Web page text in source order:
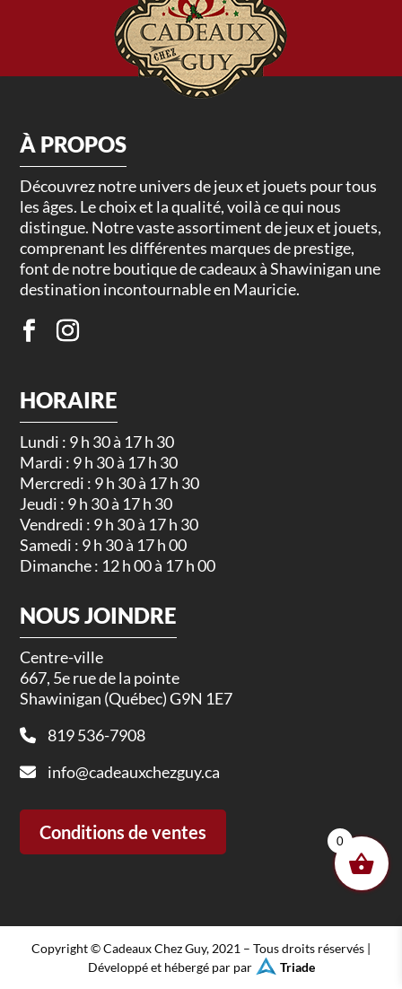
À PROPOS
Découvrez notre univers de jeux et jouets pour tous
les âges. Le choix et la qualité, voilà ce qui nous
distingue. Notre vaste assortiment de jeux et jouets,
comprenant les différentes marques de prestige,
font de notre boutique de cadeaux à Shawinigan une
destination incontournable en Mauricie.
HORAIRE
Lundi : 9 h 30 à 17 h 30
Mardi : 9 h 30 à 17 h 30
Mercredi : 9 h 30 à 17 h 30
Jeudi : 9 h 30 à 17 h 30
Vendredi : 9 h 30 à 17 h 30
Samedi : 9 h 30 à 17 h 00
Dimanche : 12 h 00 à 17 h 00
NOUS JOINDRE
Centre-ville
667, 5e rue de la pointe
Shawinigan (Québec) G9N 1E7
819 536-7908
info@cadeauxchezguy.ca
Conditions de ventes
Copyright © Cadeaux Chez Guy, 2021 – Tous droits réservés |
Développé et hébergé par par
Triade
0